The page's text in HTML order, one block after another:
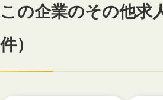
この企業のその他求
件）